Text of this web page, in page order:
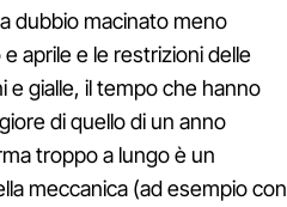
dubbio macinato meno
aprile e le restrizioni delle
e gialle, il tempo che hanno
di quello di un anno
troppo a lungo è un
meccanica (ad esempio con